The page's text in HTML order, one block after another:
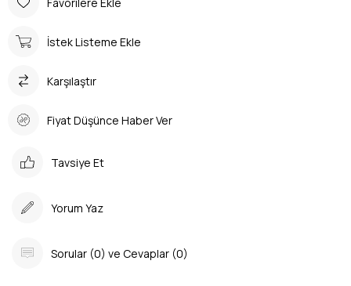
İstek Listeme Ekle
Karşılaştır
Fiyat Düşünce Haber Ver
Tavsiye Et
Yorum Yaz
Sorular (0) ve Cevaplar (0)